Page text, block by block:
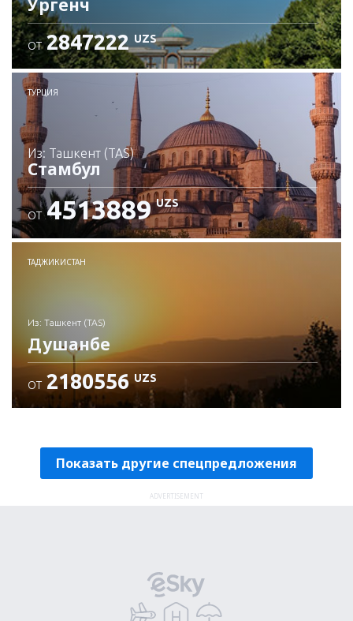
Ургенч
Проверьте подробности
ОТ 2847222 UZS
ТУРЦИЯ
из: Ташкент (TAS)
Стамбул
Проверьте подробности
ОТ 4513889 UZS
ТАДЖИКИСТАН
из: Ташкент (TAS)
Душанбе
ОТ 2180556 UZS
Показать другие спецпредложения
ADVERTISEMENT